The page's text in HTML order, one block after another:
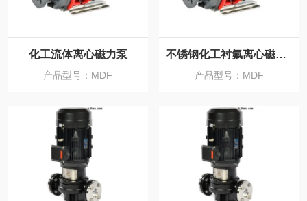
化工流体离心磁力泵
产品型号：MDF
不锈钢化工衬氟离心磁力泵
产品型号：MDF